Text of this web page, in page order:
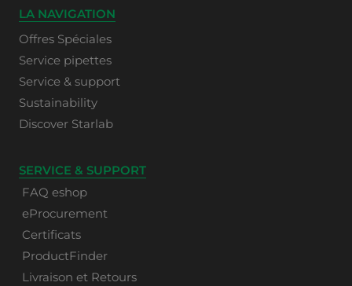
LA NAVIGATION
Offres Spéciales
Service pipettes
Service & support
Sustainability
Discover Starlab
SERVICE & SUPPORT
FAQ eshop
eProcurement
Certificats
ProductFinder
Livraison et Retours